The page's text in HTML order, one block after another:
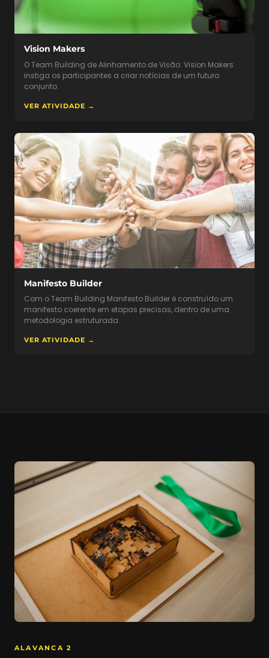
Vision Makers
O Team Building de Alinhamento de Visão: Vision Makers
instiga os participantes a criar notícias de um futuro
conjunto.
VER ATIVIDADE →
Manifesto Builder
Com o Team Building Manifesto Builder é construído um
manifesto coerente em etapas precisas, dentro de uma
metodologia estruturada.
VER ATIVIDADE →
ALAVANCA 2